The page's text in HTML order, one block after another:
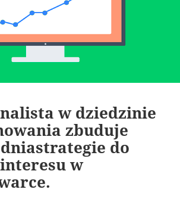
w dziedzinie
zbuduje
do
w